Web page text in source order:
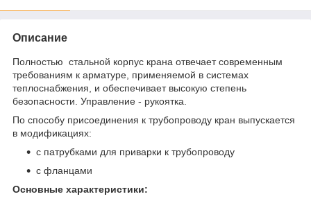
Описание
Полностью стальной корпус крана отвечает современным
требованиям к арматуре, применяемой в системах
теплоснабжения, и обеспечивает высокую степень
безопасности. Управление - рукоятка.
По способу присоединения к трубопроводу кран выпускается
в модификациях:
с патрубками для приварки к трубопроводу
с фланцами
Основные характеристики: